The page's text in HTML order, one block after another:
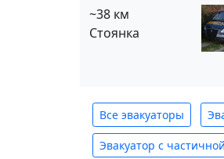
~38 км
Стоянка
Все эвакуаторы
Эвакуатор с